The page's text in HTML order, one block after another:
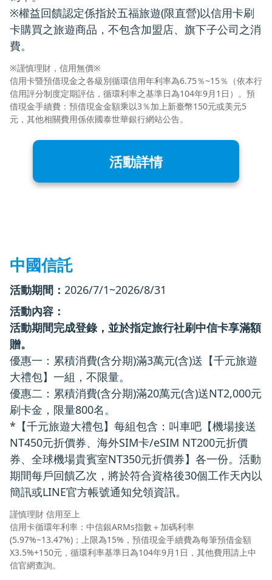
※權益回饋認定係指於五福旅遊(限直營)以信用卡刷
卡購買之旅遊商品，不包含加盟店、旗下子公司之消
費。
※謹慎理財，信用無價※
信用卡暨預借現金之各級別循環信用年利率為6.75％~15％（依本行
信用評分制度定期評估，循環利率之基準日為104年9月1日）。預
借現金手續費：預借現金金額乘以3％加上新臺幣150元或美元5
元，其他相關費用係依國泰世華銀行網站公告。
活動詳情
中國信託
活動期間： 2026/7/1~2026/8/31
活動內容：
活動期間完成登錄，並於指定旅行社刷中信卡享滿額
贈。
優惠一：累積消費(含分期)滿3萬元(含)送【千元旅遊
大禮包】一組，不限量。
優惠二：累積消費(含分期)滿20萬元(含)送NT2,000元
刷卡金，限量800名。
*【千元旅遊大禮包】每組包含：叫車吧【機場接送
NT450元折價券、海外SIM卡/eSIM NT200元折價
券、全球機場貴賓室NT350元折價券】各一份。活動
期間每戶回饋乙次，將於符合資格後30個工作天內以
簡訊或LINE官方帳號通知兌領資訊。
謹慎理財 信用至上
信用卡循環年利率：中信銀ARMs指數＋加碼利率
(5.97%~13.47%)；上限為15%，預借現金手續費為每筆預借金額
X3.5%+150元，循環利率基準日為104年9月1日，其他費用請上中
信官網查詢。